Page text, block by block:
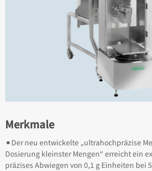
Merkmale
⚫︎Der neu entwickelte „ultrahochpräzise
Dosierung kleinster Mengen“ erreicht ein
präzises Abwiegen von 0,1 g Einheiten bei